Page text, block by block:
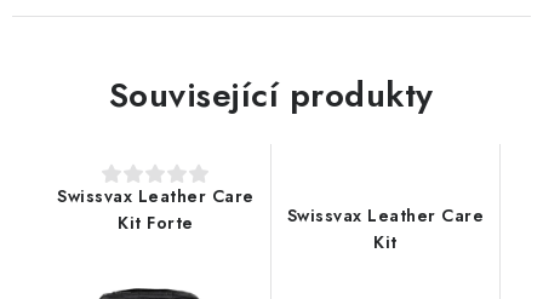
Související produkty
Swissvax Leather Care
Kit Forte
Swissvax Leather Care
Kit